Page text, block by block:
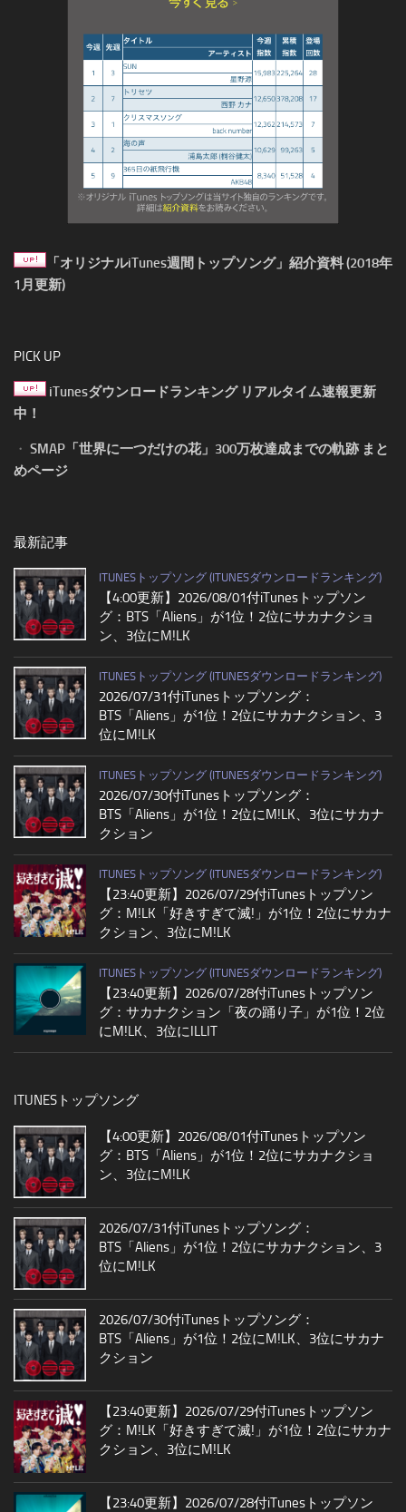
「オリジナルiTunes週間トップソング」紹介資料 (2018年
1月更新)
PICK UP
iTunesダウンロードランキング リアルタイム速報更新
中！
・ SMAP「世界に一つだけの花」300万枚達成までの軌跡 まと
めページ
最新記事
ITUNESトップソング (ITUNESダウンロードランキング)
【4:00更新】2026/08/01付iTunesトップソン
グ：BTS「Aliens」が1位！2位にサカナクショ
ン、3位にM!LK
ITUNESトップソング (ITUNESダウンロードランキング)
2026/07/31付iTunesトップソング：
BTS「Aliens」が1位！2位にサカナクション、3
位にM!LK
ITUNESトップソング (ITUNESダウンロードランキング)
2026/07/30付iTunesトップソング：
BTS「Aliens」が1位！2位にM!LK、3位にサカナ
クション
ITUNESトップソング (ITUNESダウンロードランキング)
【23:40更新】2026/07/29付iTunesトップソン
グ：M!LK「好きすぎて滅!」が1位！2位にサカナ
クション、3位にM!LK
ITUNESトップソング (ITUNESダウンロードランキング)
【23:40更新】2026/07/28付iTunesトップソン
グ：サカナクション「夜の踊り子」が1位！2位
にM!LK、3位にILLIT
ITUNESトップソング
【4:00更新】2026/08/01付iTunesトップソン
グ：BTS「Aliens」が1位！2位にサカナクショ
ン、3位にM!LK
2026/07/31付iTunesトップソング：
BTS「Aliens」が1位！2位にサカナクション、3
位にM!LK
2026/07/30付iTunesトップソング：
BTS「Aliens」が1位！2位にM!LK、3位にサカナ
クション
【23:40更新】2026/07/29付iTunesトップソン
グ：M!LK「好きすぎて滅!」が1位！2位にサカナ
クション、3位にM!LK
【23:40更新】2026/07/28付iTunesトップソン